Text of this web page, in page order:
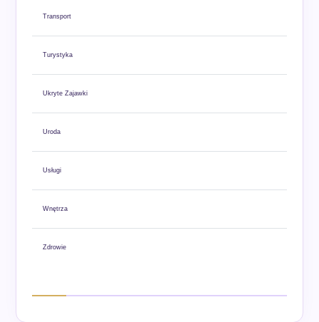
Transport
Turystyka
Ukryte Zajawki
Uroda
Usługi
Wnętrza
Zdrowie